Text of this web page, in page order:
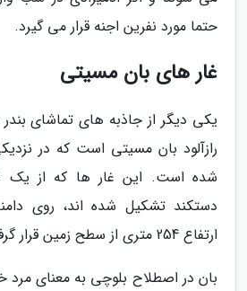
حتما مورد نفرین اجنه قرار می گیرد.
غار های بان مسیتی
یکی دیگر از جاذبه های تماشای بندر
رازآلود بان مسیتی است که در
شده است. این غار ها که از یک
دستکند تشکیل شده اند، روی
ارتفاع 254 متری از سطح زمین قرار گرفته است.
بان در اصطلاح بلوچی به معنای